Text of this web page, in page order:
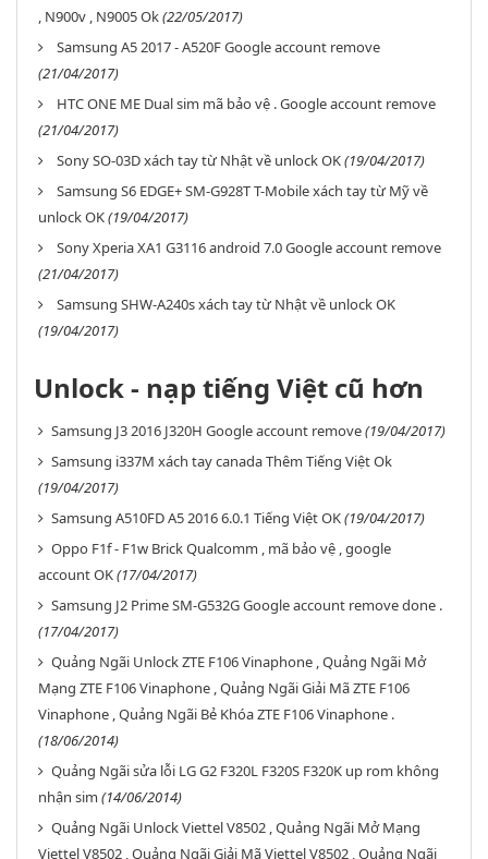
, N900v , N9005 Ok(22/05/2017)
Samsung A5 2017 - A520F Google account remove
(21/04/2017)
HTC ONE ME Dual sim mã bảo vệ . Google account remove
(21/04/2017)
Sony SO-03D xách tay từ Nhật về unlock OK(19/04/2017)
Samsung S6 EDGE+ SM-G928T T-Mobile xách tay từ Mỹ về
unlock OK(19/04/2017)
Sony Xperia XA1 G3116 android 7.0 Google account remove
(21/04/2017)
Samsung SHW-A240s xách tay từ Nhật về unlock OK
(19/04/2017)
Unlock - nạp tiếng Việt cũ hơn
Samsung J3 2016 J320H Google account remove(19/04/2017)
Samsung i337M xách tay canada Thêm Tiếng Việt Ok
(19/04/2017)
Samsung A510FD A5 2016 6.0.1 Tiếng Việt OK(19/04/2017)
Oppo F1f - F1w Brick Qualcomm , mã bảo vệ , google
account OK(17/04/2017)
Samsung J2 Prime SM-G532G Google account remove done .
(17/04/2017)
Quảng Ngãi Unlock ZTE F106 Vinaphone , Quảng Ngãi Mở
Mạng ZTE F106 Vinaphone , Quảng Ngãi Giải Mã ZTE F106
Vinaphone , Quảng Ngãi Bẻ Khóa ZTE F106 Vinaphone .
(18/06/2014)
Quảng Ngãi sửa lỗi LG G2 F320L F320S F320K up rom không
nhận sim (14/06/2014)
Quảng Ngãi Unlock Viettel V8502 , Quảng Ngãi Mở Mạng
Viettel V8502 , Quảng Ngãi Giải Mã Viettel V8502 , Quảng Ngãi